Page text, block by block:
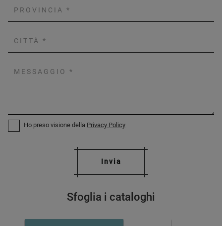
Sfoglia i cataloghi
Ho preso visione della Privacy Policy
Invia